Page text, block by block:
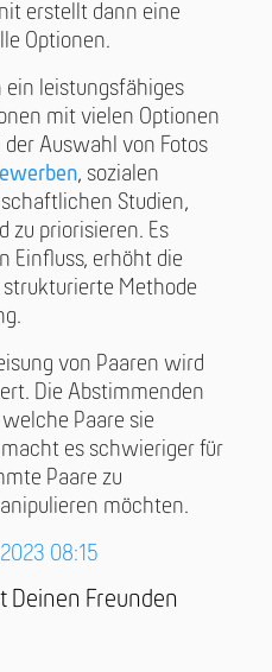
erstellt dann eine
Optionen.
ein leistungsfähiges
mit vielen Optionen
der Auswahl von Fotos
, sozialen
Studien,
zu priorisieren. Es
Einfluss, erhöht die
Methode
von Paaren wird
Die Abstimmenden
Paare sie
es schwieriger für
Paare zu
möchten.
08:15
Deinen Freunden